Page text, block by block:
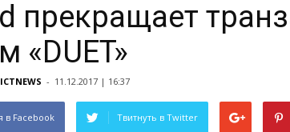
прекращает
«DUET»
- 11.12.2017 | 16:37
в Facebook Твитнуть в Twitter